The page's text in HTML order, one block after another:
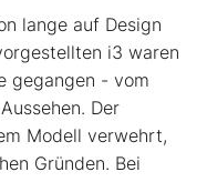
lange auf Design
i3 waren
gegangen - vom
Der
Modell verwehrt,
Gründen. Bei